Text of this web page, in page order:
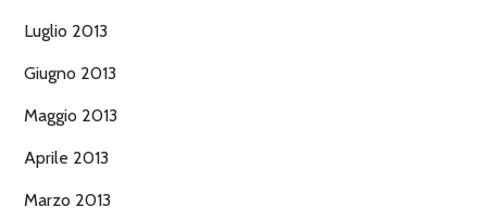
Luglio 2013
Giugno 2013
Maggio 2013
Aprile 2013
Marzo 2013